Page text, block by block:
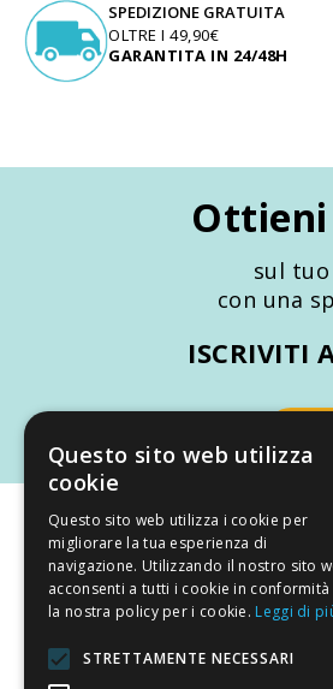
Idee regalo
Marchi
Promozioni
Mistery Box
SPEDIZIONE GRATUITA
OLTRE I 49,90€
GARANTITA IN 24/48H
Ottieni
sul
con una
ISCRIVITI
La nostra convenienza
Il risparmio che fa ambiente
Il nostro manifesto
Il blog
Questo sito web utilizza
cookie
Questo sito web utilizza i cookie per
migliorare la tua esperienza di
navigazione. Utilizzando il nostro sito
acconsenti a tutti i cookie in conformità
la nostra policy per i cookie. Leggi di
STRETTAMENTE NECESSARI